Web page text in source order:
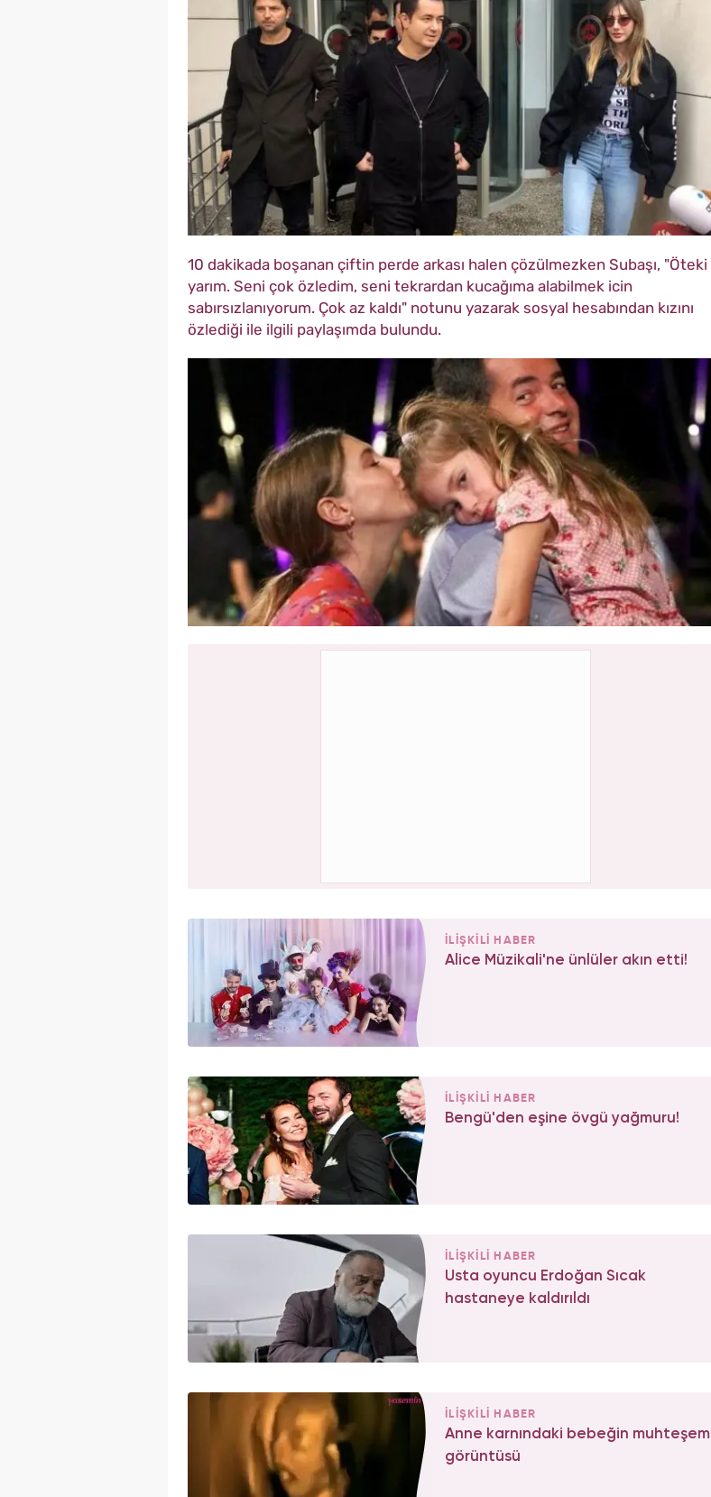
10 dakikada boşanan çiftin perde arkası halen çözülmezken Subaşı, "Öteki
yarım. Seni çok özledim, seni tekrardan kucağıma alabilmek icin
sabırsızlanıyorum. Çok az kaldı" notunu yazarak sosyal hesabından kızını
özlediği ile ilgili paylaşımda bulundu.
İLİŞKİLİ HABER
Alice Müzikali'ne ünlüler akın etti!
İLİŞKİLİ HABER
Bengü'den eşine övgü yağmuru!
İLİŞKİLİ HABER
Usta oyuncu Erdoğan Sıcak
hastaneye kaldırıldı
İLİŞKİLİ HABER
Anne karnındaki bebeğin muhteşem
görüntüsü